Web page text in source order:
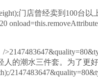
门店曾经卖到100台
潮水三件套。为了更好